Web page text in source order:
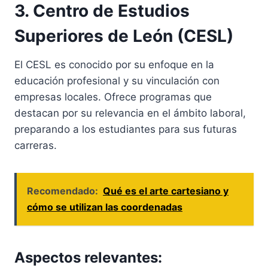
3. Centro de Estudios
Superiores de León (CESL)
El CESL es conocido por su enfoque en la
educación profesional y su vinculación con
empresas locales. Ofrece programas que
destacan por su relevancia en el ámbito laboral,
preparando a los estudiantes para sus futuras
carreras.
Recomendado: Qué es el arte cartesiano y
cómo se utilizan las coordenadas
Aspectos relevantes: